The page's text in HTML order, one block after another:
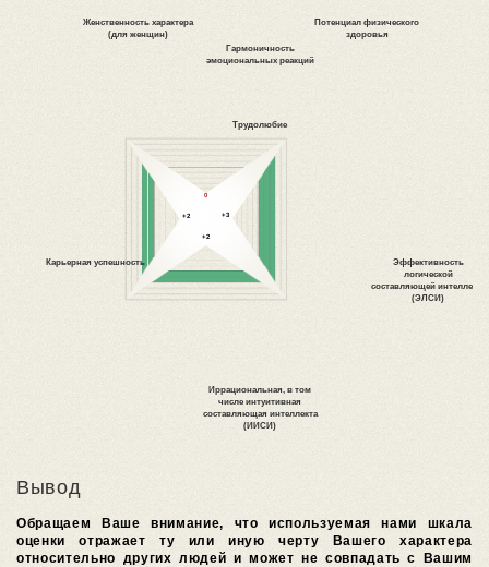
Вывод
Обращаем Ваше внимание, что используемая нами шкала
оценки отражает ту или иную черту Вашего характера
относительно других людей и может не совпадать с Вашим